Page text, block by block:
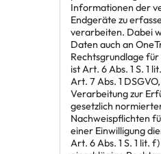
Informationen der
Endgeräte zu
verarbeiten. Dabei
Daten auch an
Rechtsgrundlage
ist Art. 6 Abs. 1 S. 1
Art. 7 Abs. 1
Verarbeitung zur
gesetzlich
Nachweispflichten
einer Einwilligung
Art. 6 Abs. 1 S. 1 lit.